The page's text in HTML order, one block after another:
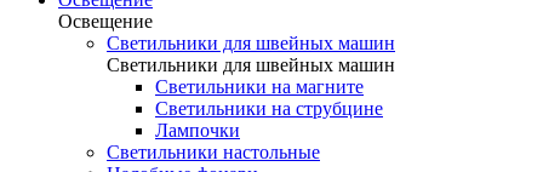
Освещение
Светильники для швейных машин
Светильники для швейных машин
Светильники на магните
Светильники на струбцине
Лампочки
Светильники настольные